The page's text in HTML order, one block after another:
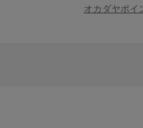
オカダヤポイ